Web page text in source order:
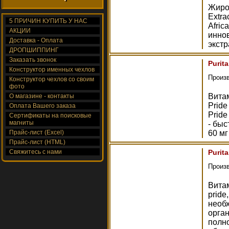
5 ПРИЧИН КУПИТЬ У НАС
АКЦИИ
Доставка - Оплата
ДРОПШИППИНГ
Заказать звонок
Конструктор именных чехлов
Конструктор чехлов со своим
фото
О магазине - контакты
Оплата Вашего заказа
Сертификаты на поисковые
магниты
Прайс-лист (Excel)
Прайс-лист (HTML)
Свяжитесь с нами
-
60